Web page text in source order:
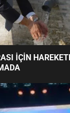
AYVALIK SU
HAREKETE
BULUŞMADA
ESA 2026’DA
NEYİ TEMSİL
İÇİN